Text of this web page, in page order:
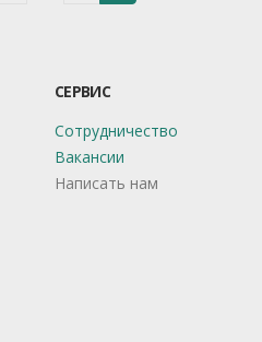
СЕРВИС
Сотрудничество
Вакансии
Написать нам